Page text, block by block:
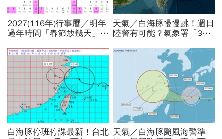
2027(116年)行事曆／明年
過年時間「春節放幾天」、
天以上有9個：請假懶人包
天氣／白海豚慢慢跳！週日
陸警有可能？氣象署「3字
縣市達停班課標準
白海豚停班停課最新！台北 天氣／白海豚颱風海警準